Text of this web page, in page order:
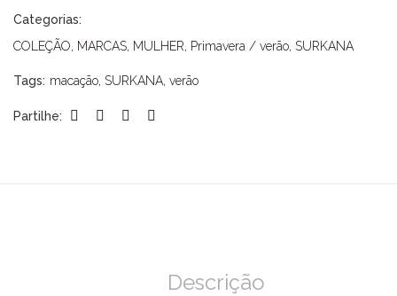
Categorias:
COLEÇÃO, MARCAS, MULHER, Primavera / verão, SURKANA
Tags: macação, SURKANA, verão
Partilhe:
Descrição